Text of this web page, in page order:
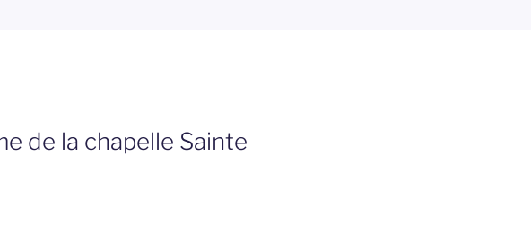
de la chapelle Sainte